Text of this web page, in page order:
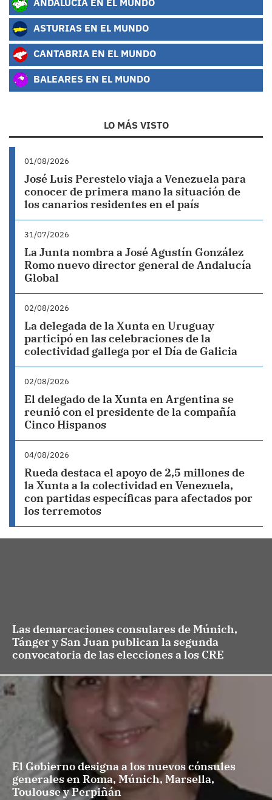
ASTURIAS EN EL MUNDO
CANTABRIA EN EL MUNDO
BALEARES EN EL MUNDO
LO MÁS VISTO
01/08/2026
José Luis Perestelo viaja a Venezuela para
conocer de primera mano la situación de
los canarios residentes en el país
31/07/2026
La Junta nombra a José Agustín González
Romo nuevo director general de Andalucía
Global
02/08/2026
La delegada de la Xunta en Uruguay
participó en las celebraciones de la
colectividad gallega por el Día de Galicia
02/08/2026
El delegado de la Xunta en Argentina se
reunió con el presidente de la compañía
Cinco Hispanos
04/08/2026
Rueda destaca el apoyo de 2,5 millones de
la Xunta a la colectividad en Venezuela,
con partidas específicas para afectados por
los terremotos
Las demarcaciones consulares de Múnich,
Tánger y San Juan publican la segunda
convocatoria de las elecciones a los CRE
El Gobierno designa a los nuevos cónsules
generales en Roma, Múnich, Marsella,
Toulouse y Perpiñán